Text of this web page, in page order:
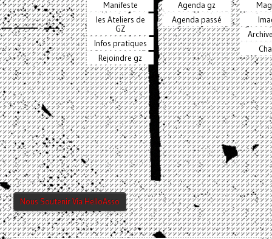
Manifeste
les Ateliers de
GZ
Infos pratiques
Rejoindre gz
Agenda gz
Agenda passé
Nous Soutenir Via HelloAsso